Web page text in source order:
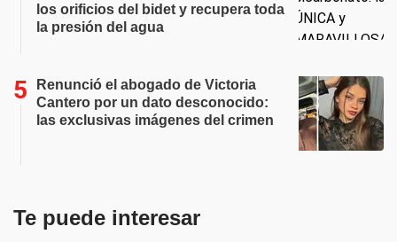
los orificios del bidet y recupera toda
la presión del agua
Renunció el abogado de Victoria
Cantero por un dato desconocido:
las exclusivas imágenes del crimen
Te puede interesar